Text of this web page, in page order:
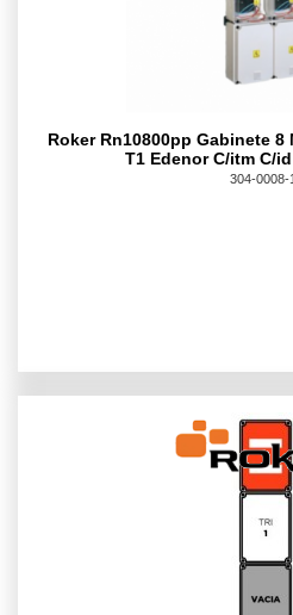
Roker Rn10800pp Gabinete
T1 Edenor C/itm C/
304-0008-